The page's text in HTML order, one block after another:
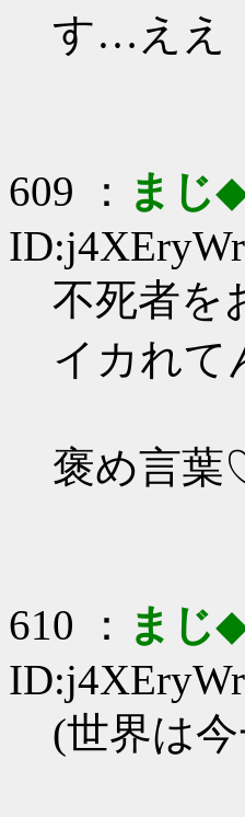
す…ええ
609 ： まじ
ID:j4XEryWr
不死者を
イカれ
褒め言
610 ： まじ
ID:j4XEryWr
(世界は